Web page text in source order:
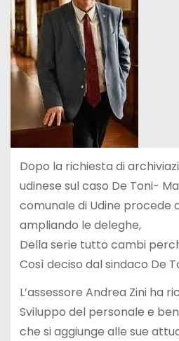
Dopo la richiesta di
udinese sul caso De Toni-
comunale di Udine procede
ampliando le deleghe,
Della serie tutto cambi
Così deciso dal sindaco De
L’assessore Andrea Zini ha
Sviluppo del personale e
che si aggiunge alle sue